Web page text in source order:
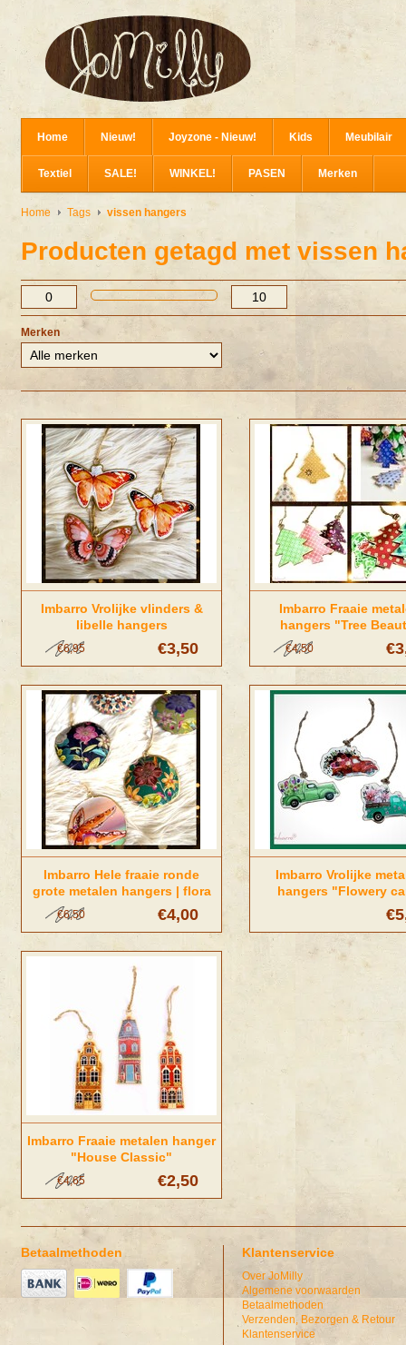
Home Nieuw! Joyzone - Nieuw! Kids Meubilair
Textiel SALE! WINKEL! PASEN Merken
Home Tags vissen hangers
Producten getagd met vissen
Merken
Imbarro Vrolijke vlinders &
libelle hangers
€3,50
€6,95
Imbarro Fraaie
hangers "Tree
€4,50
Imbarro Hele fraaie ronde
grote metalen hangers | flora
& fauna assorti€4,00
€6,50
Imbarro Vrolijke
hangers "Flowery
Imbarro Fraaie metalen hanger
"House Classic"
€2,50
€4,65
Betaalmethoden Klantenservice
Over JoMilly
Algemene voorwaarden
Betaalmethoden
Verzenden, Bezorgen & Retour
Klantenservice